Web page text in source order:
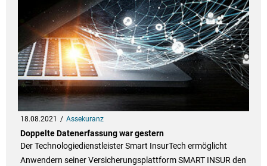
18.08.2021 Assekuranz
Doppelte Datenerfassung war gestern
Der Technologiedienstleister Smart InsurTech ermöglicht
Anwendern seiner Versicherungsplattform SMART INSUR den